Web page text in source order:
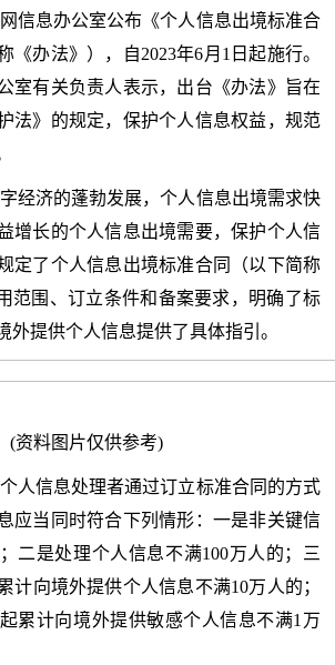
信息办公室公布《个人信息出境标准合
《办法》），自2023年6月1日起施行。
室有关负责人表示，出台《办法》旨在
法》的规定，保护个人信息权益，规范
经济的蓬勃发展，个人信息出境需求快
增长的个人信息出境需要，保护个人信
定了个人信息出境标准合同（以下简称
范围、订立条件和备案要求，明确了标
外提供个人信息提供了具体指引。
(资料图片仅供参考)
个人信息处理者通过订立标准合同的方式
应当同时符合下列情形：一是非关键信
二是处理个人信息不满100万人的；三
计向境外提供个人信息不满10万人的；
累计向境外提供敏感个人信息不满1万